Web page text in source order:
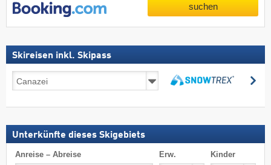
suchen
Skireisen inkl. Skipass
inkl.
Unterkünfte dieses Skigebiets
Anreise – Abreise Erw. Kinder